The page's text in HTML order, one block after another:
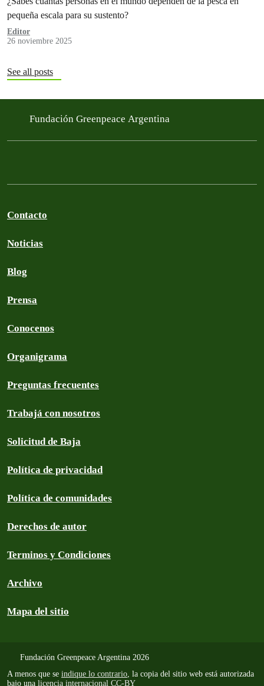
pequeña escala para su sustento?
Editor
26 noviembre 2025
See all posts
Fundación Greenpeace Argentina
Contacto
Noticias
Blog
Prensa
Conocenos
Organigrama
Preguntas frecuentes
Trabajá con nosotros
Solicitud de Baja
Política de privacidad
Política de comunidades
Derechos de autor
Terminos y Condiciones
Archivo
Mapa del sitio
Fundación Greenpeace Argentina 2026
A menos que se indique lo contrario, la copia del sitio web está autorizada
bajo una licencia internacional CC-BY